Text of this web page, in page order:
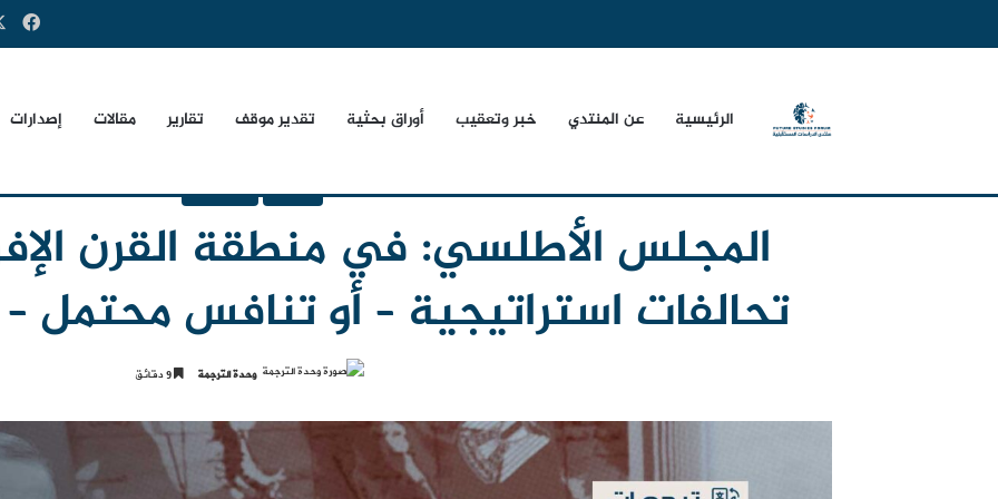
الرئيسية عن المنتدي خبر وتعقيب أوراق بحثية تقدير موقف تقارير مقالات إصدارات
ترجمات غير مصنف
المجلس الأطلسي: في منطقة القرن
تحالفات استراتيجية – أو تنافس محتمل
وحدة الترجمة